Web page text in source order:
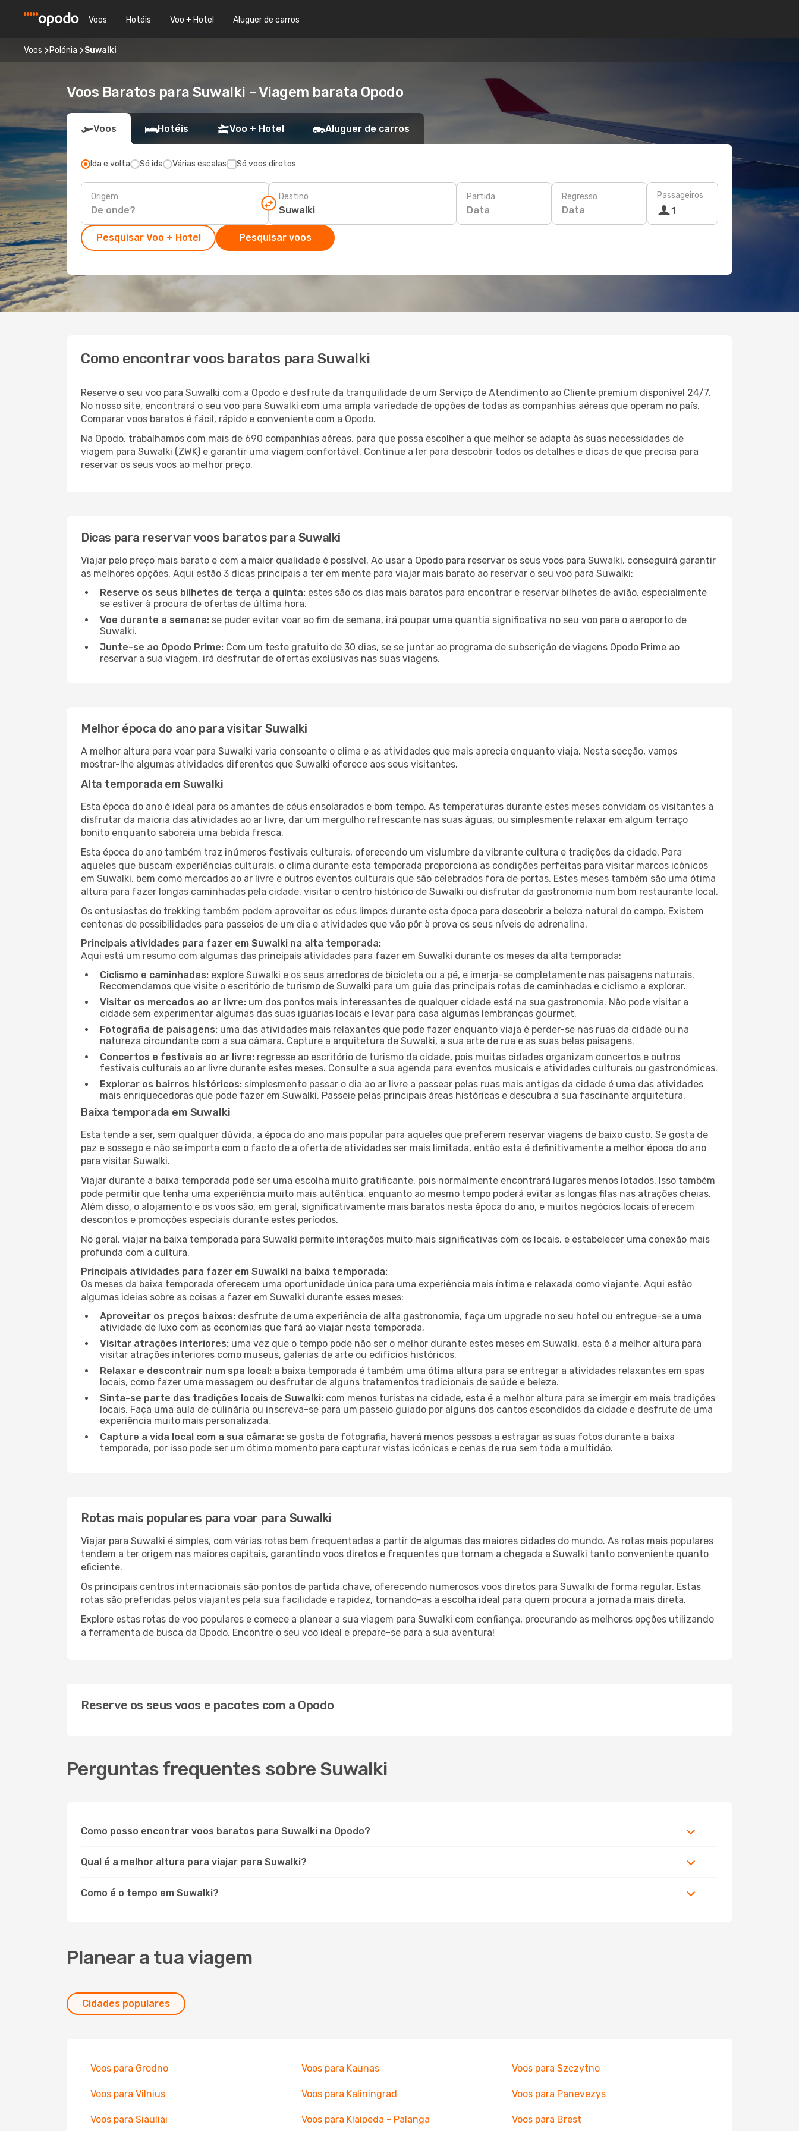
Voos Hotéis Voo + Hotel Aluguer de carros
Voos Polónia Suwalki
Voos Baratos para Suwalki - Viagem barata Opodo
Voos Hotéis Voo + Hotel Aluguer de carros
Ida e volta Só ida Várias escalas Só voos diretos
Origem Destino Partida
Data
Regresso
Data
Passageiros
1
Pesquisar Voo + Hotel Pesquisar voos
Como encontrar voos baratos para Suwalki
Reserve o seu voo para Suwalki com a Opodo e desfrute da tranquilidade de um Serviço de Atendimento ao Cliente premium disponível 24/7.
No nosso site, encontrará o seu voo para Suwalki com uma ampla variedade de opções de todas as companhias aéreas que operam no país.
Comparar voos baratos é fácil, rápido e conveniente com a Opodo.
Na Opodo, trabalhamos com mais de 690 companhias aéreas, para que possa escolher a que melhor se adapta às suas necessidades de
viagem para Suwalki (ZWK) e garantir uma viagem confortável. Continue a ler para descobrir todos os detalhes e dicas de que precisa para
reservar os seus voos ao melhor preço.
Dicas para reservar voos baratos para Suwalki
Viajar pelo preço mais barato e com a maior qualidade é possível. Ao usar a Opodo para reservar os seus voos para Suwalki, conseguirá garantir
as melhores opções. Aqui estão 3 dicas principais a ter em mente para viajar mais barato ao reservar o seu voo para Suwalki:
Reserve os seus bilhetes de terça a quinta: estes são os dias mais baratos para encontrar e reservar bilhetes de avião, especialmente
se estiver à procura de ofertas de última hora.
Voe durante a semana: se puder evitar voar ao fim de semana, irá poupar uma quantia significativa no seu voo para o aeroporto de
Suwalki.
Junte-se ao Opodo Prime: Com um teste gratuito de 30 dias, se se juntar ao programa de subscrição de viagens Opodo Prime ao
reservar a sua viagem, irá desfrutar de ofertas exclusivas nas suas viagens.
Melhor época do ano para visitar Suwalki
A melhor altura para voar para Suwalki varia consoante o clima e as atividades que mais aprecia enquanto viaja. Nesta secção, vamos
mostrar-lhe algumas atividades diferentes que Suwalki oferece aos seus visitantes.
Alta temporada em Suwalki
Esta época do ano é ideal para os amantes de céus ensolarados e bom tempo. As temperaturas durante estes meses convidam os visitantes a
disfrutar da maioria das atividades ao ar livre, dar um mergulho refrescante nas suas águas, ou simplesmente relaxar em algum terraço
bonito enquanto saboreia uma bebida fresca.
Esta época do ano também traz inúmeros festivais culturais, oferecendo um vislumbre da vibrante cultura e tradições da cidade. Para
aqueles que buscam experiências culturais, o clima durante esta temporada proporciona as condições perfeitas para visitar marcos icónicos
em Suwalki, bem como mercados ao ar livre e outros eventos culturais que são celebrados fora de portas. Estes meses também são uma ótima
altura para fazer longas caminhadas pela cidade, visitar o centro histórico de Suwalki ou disfrutar da gastronomia num bom restaurante local.
Os entusiastas do trekking também podem aproveitar os céus limpos durante esta época para descobrir a beleza natural do campo. Existem
centenas de possibilidades para passeios de um dia e atividades que vão pôr à prova os seus níveis de adrenalina.
Principais atividades para fazer em Suwalki na alta temporada:
Aqui está um resumo com algumas das principais atividades para fazer em Suwalki durante os meses da alta temporada:
Ciclismo e caminhadas: explore Suwalki e os seus arredores de bicicleta ou a pé, e imerja-se completamente nas paisagens naturais.
Recomendamos que visite o escritório de turismo de Suwalki para um guia das principais rotas de caminhadas e ciclismo a explorar.
Visitar os mercados ao ar livre: um dos pontos mais interessantes de qualquer cidade está na sua gastronomia. Não pode visitar a
cidade sem experimentar algumas das suas iguarias locais e levar para casa algumas lembranças gourmet.
Fotografia de paisagens: uma das atividades mais relaxantes que pode fazer enquanto viaja é perder-se nas ruas da cidade ou na
natureza circundante com a sua câmara. Capture a arquitetura de Suwalki, a sua arte de rua e as suas belas paisagens.
Concertos e festivais ao ar livre: regresse ao escritório de turismo da cidade, pois muitas cidades organizam concertos e outros
festivais culturais ao ar livre durante estes meses. Consulte a sua agenda para eventos musicais e atividades culturais ou gastronómicas.
Explorar os bairros históricos: simplesmente passar o dia ao ar livre a passear pelas ruas mais antigas da cidade é uma das atividades
mais enriquecedoras que pode fazer em Suwalki. Passeie pelas principais áreas históricas e descubra a sua fascinante arquitetura.
Baixa temporada em Suwalki
Esta tende a ser, sem qualquer dúvida, a época do ano mais popular para aqueles que preferem reservar viagens de baixo custo. Se gosta de
paz e sossego e não se importa com o facto de a oferta de atividades ser mais limitada, então esta é definitivamente a melhor época do ano
para visitar Suwalki.
Viajar durante a baixa temporada pode ser uma escolha muito gratificante, pois normalmente encontrará lugares menos lotados. Isso também
pode permitir que tenha uma experiência muito mais autêntica, enquanto ao mesmo tempo poderá evitar as longas filas nas atrações cheias.
Além disso, o alojamento e os voos são, em geral, significativamente mais baratos nesta época do ano, e muitos negócios locais oferecem
descontos e promoções especiais durante estes períodos.
No geral, viajar na baixa temporada para Suwalki permite interações muito mais significativas com os locais, e estabelecer uma conexão mais
profunda com a cultura.
Principais atividades para fazer em Suwalki na baixa temporada:
Os meses da baixa temporada oferecem uma oportunidade única para uma experiência mais íntima e relaxada como viajante. Aqui estão
algumas ideias sobre as coisas a fazer em Suwalki durante esses meses:
Aproveitar os preços baixos: desfrute de uma experiência de alta gastronomia, faça um upgrade no seu hotel ou entregue-se a uma
atividade de luxo com as economias que fará ao viajar nesta temporada.
Visitar atrações interiores: uma vez que o tempo pode não ser o melhor durante estes meses em Suwalki, esta é a melhor altura para
visitar atrações interiores como museus, galerias de arte ou edifícios históricos.
Relaxar e descontrair num spa local: a baixa temporada é também uma ótima altura para se entregar a atividades relaxantes em spas
locais, como fazer uma massagem ou desfrutar de alguns tratamentos tradicionais de saúde e beleza.
Sinta-se parte das tradições locais de Suwalki: com menos turistas na cidade, esta é a melhor altura para se imergir em mais tradições
locais. Faça uma aula de culinária ou inscreva-se para um passeio guiado por alguns dos cantos escondidos da cidade e desfrute de uma
experiência muito mais personalizada.
Capture a vida local com a sua câmara: se gosta de fotografia, haverá menos pessoas a estragar as suas fotos durante a baixa
temporada, por isso pode ser um ótimo momento para capturar vistas icónicas e cenas de rua sem toda a multidão.
Rotas mais populares para voar para Suwalki
Viajar para Suwalki é simples, com várias rotas bem frequentadas a partir de algumas das maiores cidades do mundo. As rotas mais populares
tendem a ter origem nas maiores capitais, garantindo voos diretos e frequentes que tornam a chegada a Suwalki tanto conveniente quanto
eficiente.
Os principais centros internacionais são pontos de partida chave, oferecendo numerosos voos diretos para Suwalki de forma regular. Estas
rotas são preferidas pelos viajantes pela sua facilidade e rapidez, tornando-as a escolha ideal para quem procura a jornada mais direta.
Explore estas rotas de voo populares e comece a planear a sua viagem para Suwalki com confiança, procurando as melhores opções utilizando
a ferramenta de busca da Opodo. Encontre o seu voo ideal e prepare-se para a sua aventura!
Reserve os seus voos e pacotes com a Opodo
Perguntas frequentes sobre Suwalki
Como posso encontrar voos baratos para Suwalki na Opodo?
Qual é a melhor altura para viajar para Suwalki?
Como é o tempo em Suwalki?
Planear a tua viagem
Cidades populares
Voos para Grodno Voos para Kaunas Voos para Szczytno
Voos para Vilnius Voos para Kaliningrad Voos para Panevezys
Voos para Siauliai Voos para Klaipeda - Palanga Voos para Brest